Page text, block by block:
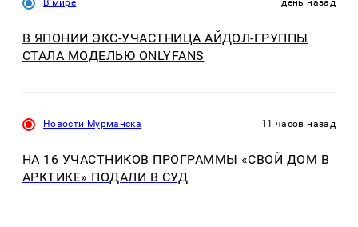
В мире день назад
В ЯПОНИИ ЭКС-УЧАСТНИЦА АЙДОЛ-ГРУППЫ
СТАЛА МОДЕЛЬЮ ONLYFANS
Новости Мурманска 11 часов назад
НА 16 УЧАСТНИКОВ ПРОГРАММЫ «СВОЙ ДОМ В
АРКТИКЕ» ПОДАЛИ В СУД